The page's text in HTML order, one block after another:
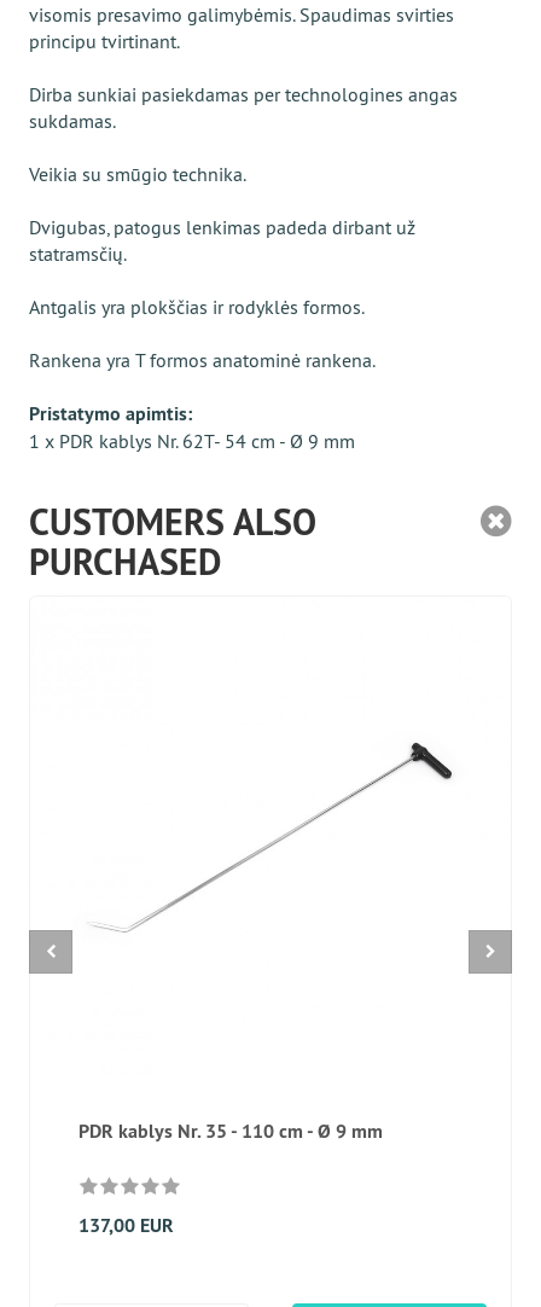
visomis presavimo galimybėmis. Spaudimas svirties
principu tvirtinant.
Dirba sunkiai pasiekdamas per technologines angas
sukdamas.
Veikia su smūgio technika.
Dvigubas, patogus lenkimas padeda dirbant už
statramsčių.
Antgalis yra plokščias ir rodyklės formos.
Rankena yra T formos anatominė rankena.
Pristatymo apimtis:
1 x PDR kablys Nr. 62T- 54 cm - Ø 9 mm
CUSTOMERS ALSO
PURCHASED
PDR kablys Nr. 35 - 110 cm - Ø 9 mm
137,00 EUR